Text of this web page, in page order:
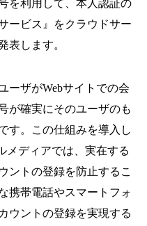
を利用して、本人認証の
ービス』をクラウドサー
表します。
ーザがWebサイトでの会
が確実にそのユーザのも
す。この仕組みを導入し
メディアでは、実在する
ントの登録を防止するこ
携帯電話やスマートフォ
ウントの登録を実現する